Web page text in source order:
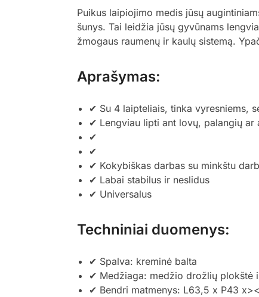
Puikus laipiojimo medis jūsų
šunys. Tai leidžia jūsų gyvūnams
žmogaus raumenų ir kaulų sistemą.
Aprašymas:
✔ Su 4 laipteliais, tinka vyresniems,
✔ Lengviau lipti ant lovų, palangių ar
✔
✔
✔ Kokybiškas darbas su minkštu
✔ Labai stabilus ir neslidus
✔ Universalus
Techniniai duomenys:
✔ Spalva: kreminė balta
✔ Medžiaga: medžio drožlių plokštė
✔ Bendri matmenys: L63,5 x P43